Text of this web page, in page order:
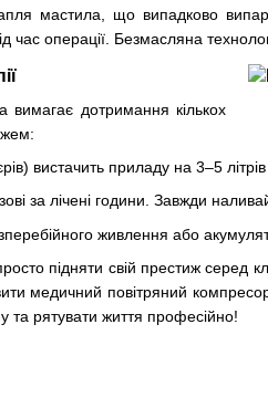
мастила, що випадково
час операції. Безмасляна
вимагає дотримання кількох
вистачить приладу на 3–5
за лічені години. Завжди
живлення або
підняти свій престиж серед
медичний повітряний
та рятувати життя професійно!